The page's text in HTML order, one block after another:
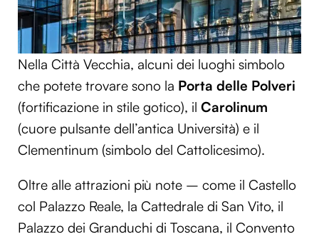
Nella Città Vecchia, alcuni dei luoghi simbolo
che potete trovare sono la Porta delle Polveri
(fortificazione in stile gotico), il Carolinum
(cuore pulsante dell’antica Università) e il
Clementinum (simbolo del Cattolicesimo).
Oltre alle attrazioni più note – come il Castello
col Palazzo Reale, la Cattedrale di San Vito, il
Palazzo dei Granduchi di Toscana, il Convento